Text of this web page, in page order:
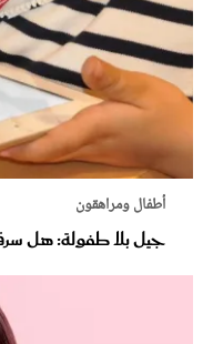
أطفال ومراهقون
جيل بلا طفولة: هل